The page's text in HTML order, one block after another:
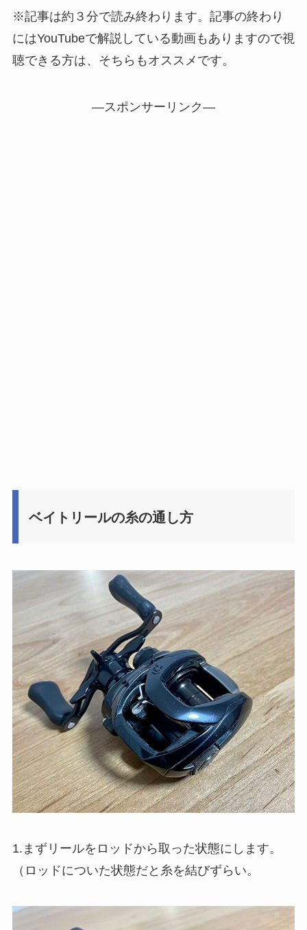
※記事は約３分で読み終わります。記事の終わり
にはYouTubeで解説している動画もありますので視
聴できる方は、そちらもオススメです。
—スポンサーリンク—
ベイトリールの糸の通し方
1.まずリールをロッドから取った状態にします。
（ロッドについた状態だと糸を結びずらい。